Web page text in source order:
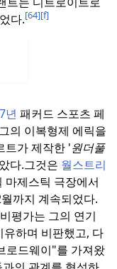
다.[64][f]
년 패커드 스포츠 페
의 이복형제 에릭을
트가 제작한 '원더풀
다.그것은 월스트리
마제스틱 극장에서
까지 계속되었다.
평가는 그의 연기
유하며 비판했고, 다
로드웨이"를 가져왔